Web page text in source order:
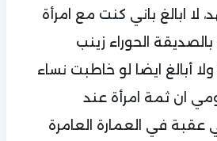
لا ابالغ باني كنت مع امرأة
الحوراء زينب
ولا أبالغ ايضا لو خاطبت نساء
ان ثمة امرأة عند
عقبة في العمارة العامرة